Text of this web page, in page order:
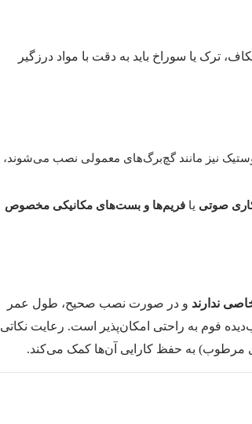
ترک یا سوراخ باید به دقت با مواد درزگیر
نیز مانند گچ‌برگ‌های معمولی نصب می‌شوند،
صوتی یا فریم‌ها و بست‌های مکانیکی مخصوص
ندارند و در صورت نصب صحیح، طول عمر
فوم به راحتی امکان‌پذیر است. رعایت نکاتی
مرطوب) به حفظ کارایی آن‌ها کمک می‌کند.